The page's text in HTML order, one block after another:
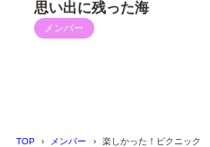
思い出に残った海
メンバー
TOP メンバー 楽しかった！ピクニック